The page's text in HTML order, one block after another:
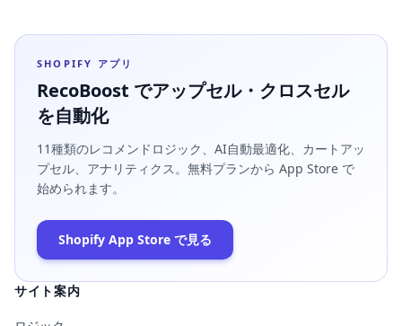
SHOPIFY アプリ
RecoBoost でアップセル・クロスセル
を自動化
11種類のレコメンドロジック、AI自動最適化、カートアッ
プセル、アナリティクス。無料プランから App Store で
始められます。
Shopify App Store で見る
サイト案内